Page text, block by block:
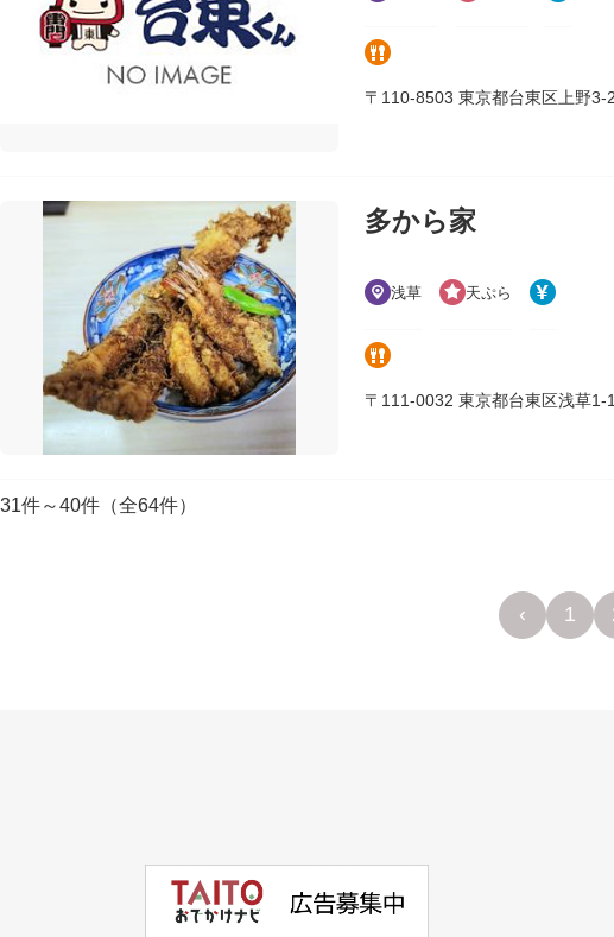
〒110-8503 東京都台東区上野
多から家
浅草 天ぷら
〒111-0032 東京都台東区浅草
31件～40件（全64件）
‹ 1